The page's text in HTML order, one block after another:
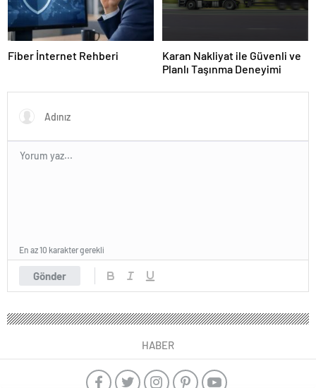
Fiber İnternet Rehberi
Karan Nakliyat ile Güvenli ve
Planlı Taşınma Deneyimi
Gönder
En az 10 karakter gerekli
HABER